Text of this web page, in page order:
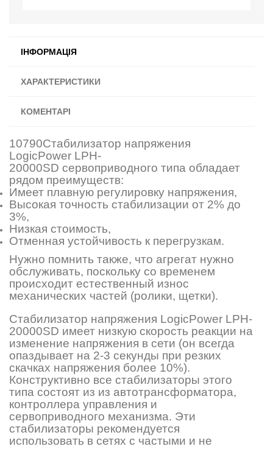
ІНФОРМАЦІЯ
ХАРАКТЕРИСТИКИ
КОМЕНТАРІ
10790Стабилизатор напряжения
LogicPower LPH-
20000SD cервоприводного типа обладает
рядом преимуществ:
Имеет плавную регулировку напряжения,
Высокая точность стабилизации от 2% до
3%,
Низкая стоимость,
Отменная устойчивость к перегрузкам.
Нужно помнить также, что агрегат нужно
обслуживать, поскольку со временем
происходит естественный износ
механических частей (ролики, щетки).
Стабилизатор напряжения LogicPower LPH-
20000SD имеет низкую скорость реакции на
изменение напряжения в сети (он всегда
опаздывает на 2-3 секунды при резких
скачках напряжения более 10%).
Конструктивно все стабилизаторы этого
типа состоят из из автотрансформатора,
контроллера управления и
сервоприводного механизма. Эти
стабилизаторы рекомендуется
использовать в сетях с частыми и не